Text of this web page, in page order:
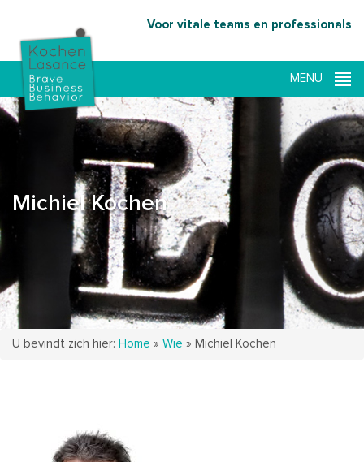
Voor vitale teams en professionals
Michiel Kochen
U bevindt zich hier: Home » Wie » Michiel Kochen